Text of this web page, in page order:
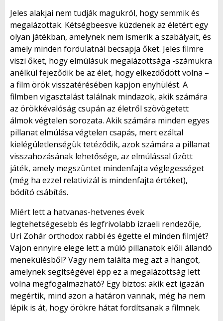
Jeles alakjai nem tudják magukról, hogy semmik és
megalázottak. Kétségbeesve küzdenek az életért egy
olyan játékban, amelynek nem ismerik a szabályait, és
amely minden fordulatnál becsapja őket. Jeles filmre
viszi őket, hogy elmúlásuk megalázottsága -számukra
anélkül fejeződik be az élet, hogy elkezdődött volna –
a film örök visszatérésében kapjon enyhülést. A
filmben vigasztalást találnak mindazok, akik számára
az örökkévalóság csupán az életről szövögetett
álmok végtelen sorozata. Akik számára minden egyes
pillanat elmúlása végtelen csapás, mert ezáltal
kielégületlenségük tetéződik, azok számára a pillanat
visszahozásának lehetősége, az elmúlással űzött
játék, amely megszüntet mindenfajta véglegességet
(még ha ezzel relativizál is mindenfajta értéket),
bódító csábítás.
Miért lett a hatvanas-hetvenes évek
legtehetségesebb és legfrivolabb izraeli rendezője,
Uri Zohár orthodox rabbi és égette el minden filmjét?
Vajon ennyire elege lett a múló pillanatok előli állandó
menekülésből? Vagy nem találta meg azt a hangot,
amelynek segítségével épp ez a megalázottság lett
volna megfogalmazható? Egy biztos: akik ezt igazán
megértik, mind azon a határon vannak, még ha nem
lépik is át, hogy örökre hátat fordítsanak a filmnek.